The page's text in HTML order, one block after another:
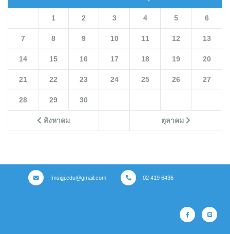
สิงหาคม ตุลาคม
1 2 3 4 5 6
7 8 9 10 11 12 13
14 15 16 17 18 19 20
21 22 23 24 25 26 27
28 29 30
fmsigj.edu@gmail.com 02 419 6436